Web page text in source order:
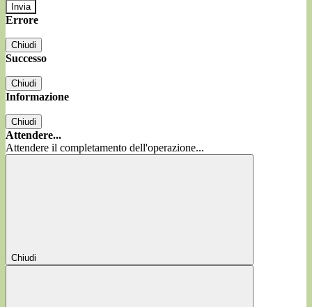
Errore
Chiudi
Successo
Chiudi
Informazione
Chiudi
Attendere...
Attendere il completamento dell'operazione...
Chiudi